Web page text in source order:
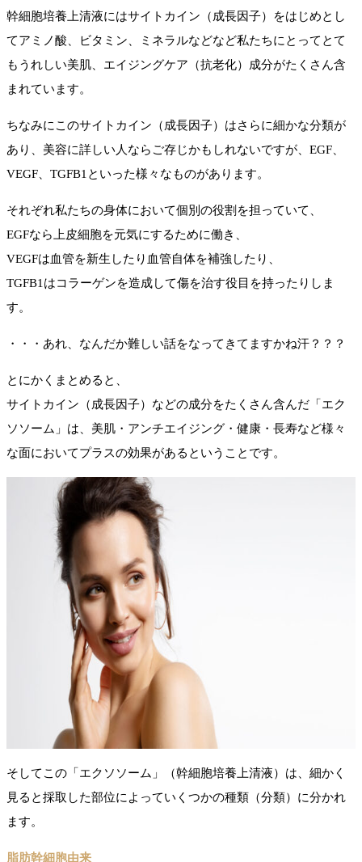
幹細胞培養上清液にはサイトカイン（成長因子）をはじめとし
てアミノ酸、ビタミン、ミネラルなどなど私たちにとってとて
もうれしい美肌、エイジングケア（抗老化）成分がたくさん含
まれています。
ちなみにこのサイトカイン（成長因子）はさらに細かな分類が
あり、美容に詳しい人ならご存じかもしれないですが、EGF、
VEGF、TGFB1といった様々なものがあります。
それぞれ私たちの身体において個別の役割を担っていて、
EGFなら上皮細胞を元気にするために働き、
VEGFは血管を新生したり血管自体を補強したり、
TGFB1はコラーゲンを造成して傷を治す役目を持ったりしま
す。
・・・あれ、なんだか難しい話をなってきてますかね汗？？？
とにかくまとめると、
サイトカイン（成長因子）などの成分をたくさん含んだ「エク
ソソーム」は、美肌・アンチエイジング・健康・長寿など様々
な面においてプラスの効果があるということです。
そしてこの「エクソソーム」（幹細胞培養上清液）は、細かく
見ると採取した部位によっていくつかの種類（分類）に分かれ
ます。
脂肪幹細胞由来